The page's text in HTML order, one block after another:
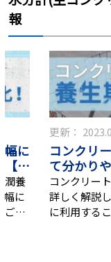
報
幅に
【令
潤養
幅に
ご紹
更新：
コンクリ
て分かり
コンクリー
詳しく解説
に利用する